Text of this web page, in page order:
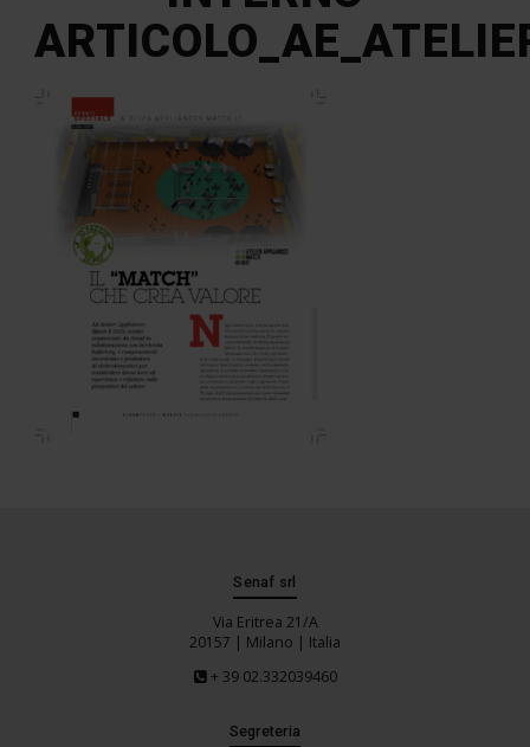
Senaf srl
Via Eritrea 21/A
20157 | Milano | Italia
+ 39 02.332039460
Segreteria